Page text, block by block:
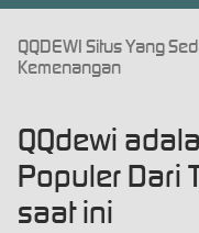
QQDEWI Situs Yang
Kemenangan
QQdewi
Populer Dari
saat ini